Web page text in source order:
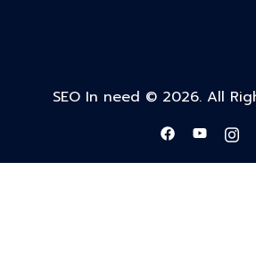
SEO In need © 2026. All